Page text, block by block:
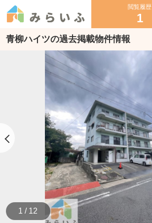
閲覧履歴
1
青柳ハイツの過去掲載物件情報
1 / 12